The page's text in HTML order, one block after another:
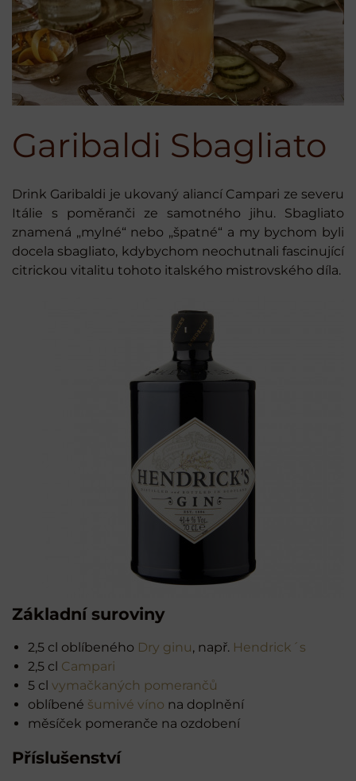
Garibaldi Sbagliato
Drink Garibaldi je ukovaný aliancí Campari ze severu
Itálie s poměranči ze samotného jihu. Sbagliato
znamená „mylné“ nebo „špatné“ a my bychom byli
docela sbagliato, kdybychom neochutnali fascinující
citrickou vitalitu tohoto italského mistrovského díla.
Základní suroviny
2,5 cl oblíbeného Dry ginu, např. Hendrick´s
2,5 cl Campari
5 cl vymačkaných pomerančů
oblíbené šumivé víno na doplnění
měsíček pomeranče na ozdobení
Příslušenství